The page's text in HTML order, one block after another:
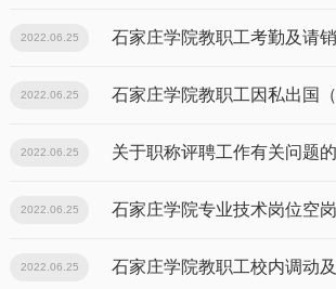
2022.06.25 石家庄学院教职工考勤及请
2022.06.25
2022.06.25 关于职称评聘工作有关问题
2022.06.25 石家庄学院专业技术岗位空
2022.06.25